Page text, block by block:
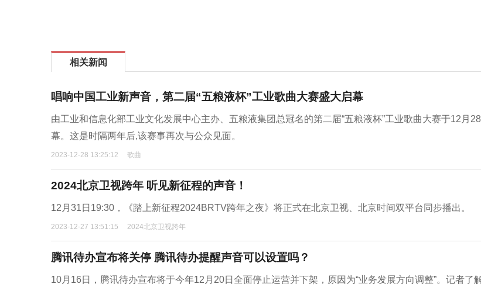
相关新闻
唱响中国工业新声音，第二届“五粮液杯”工业歌曲大赛盛大启幕
由工业和信息化部工业文化发展中心主办、五粮液集团总冠名的第二届“五粮液杯”工业歌曲大赛于12月
幕。这是时隔两年后,该赛事再次与公众见面。
2023-12-28 13:25:12 歌曲
2024北京卫视跨年 听见新征程的声音！
12月31日19:30，《踏上新征程2024BRTV跨年之夜》将正式在北京卫视、北京时间双平台同步播出。
2023-12-27 13:51:15 2024北京卫视跨年
腾讯待办宣布将关停 腾讯待办提醒声音可以设置吗？
10月16日，腾讯待办宣布将于今年12月20日全面停止运营并下架，原因为“业务发展方向调整”。记者了